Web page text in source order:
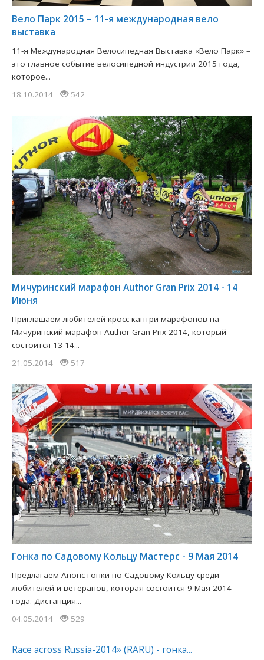
Вело Парк 2015 – 11-я международная вело
выставка
11-я Международная Велосипедная Выставка «Вело Парк» –
это главное событие велосипедной индустрии 2015 года,
которое...
18.10.2014
542
Мичуринский марафон Author Gran Prix 2014 - 14
Июня
Приглашаем любителей кросс-кантри марафонов на
Мичуринский марафон Author Gran Prix 2014, который
состоится 13-14...
21.05.2014
517
Гонка по Садовому Кольцу Мастерс - 9 Мая 2014
Предлагаем Анонс гонки по Садовому Кольцу среди
любителей и ветеранов, которая состоится 9 Мая 2014
года. Дистанция...
04.05.2014
529
Race across Russia-2014» (RARU) - гонка...